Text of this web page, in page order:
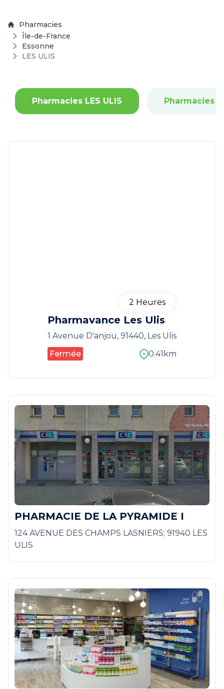
Pharmacies
Île-de-France
Essonne
LES ULIS
Pharmacies LES ULIS Pharmacies
Pharmavance Les Ulis
2 Heures
1 Avenue D'anjou, 91440, Les Ulis
Fermée
0.41km
PHARMACIE DE LA PYRAMIDE I
124 AVENUE DES CHAMPS LASNIERS; 91940 LES
ULIS